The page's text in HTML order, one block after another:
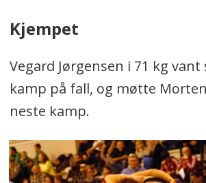
Kjempet
Vegard Jørgensen i 71 kg
kamp på fall, og møtte
neste kamp.